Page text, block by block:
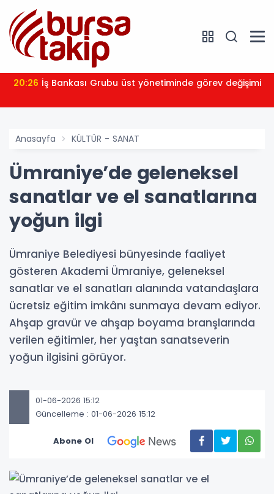
20:26 İş Bankası Grubu üst yönetiminde görev değişimi
Anasayfa KÜLTÜR - SANAT
Ümraniye’de geleneksel
sanatlar ve el sanatlarına
yoğun ilgi
Ümraniye Belediyesi bünyesinde faaliyet
gösteren Akademi Ümraniye, geleneksel
sanatlar ve el sanatları alanında vatandaşlara
ücretsiz eğitim imkânı sunmaya devam ediyor.
Ahşap gravür ve ahşap boyama branşlarında
verilen eğitimler, her yaştan sanatseverin
yoğun ilgisini görüyor.
01-06-2026 15:12
Güncelleme : 01-06-2026 15:12
Abone Ol